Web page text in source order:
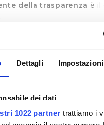
Dettagli
dei dati
1022 partner trattiamo i
della trasparenza è il
appositamente dedicato
di dette istante è il
e deve essere
o del dato